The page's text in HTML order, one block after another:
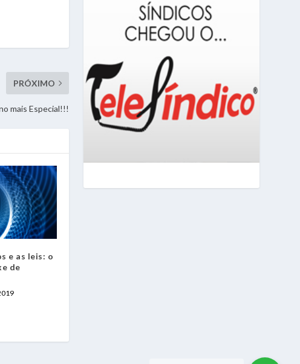
PRÓXIMO
mais Especial!!!
e as leis: o
de